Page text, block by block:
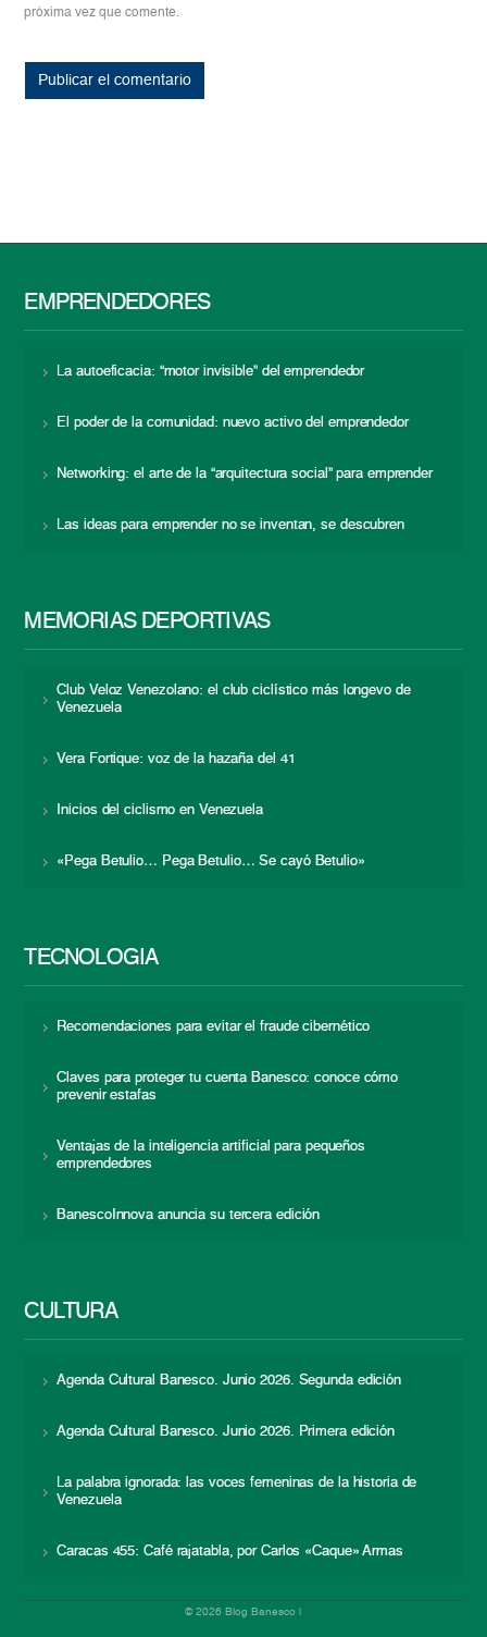
próxima vez que comente.
EMPRENDEDORES
La autoeficacia: “motor invisible” del emprendedor
El poder de la comunidad: nuevo activo del emprendedor
Networking: el arte de la “arquitectura social” para emprender
Las ideas para emprender no se inventan, se descubren
MEMORIAS DEPORTIVAS
Club Veloz Venezolano: el club ciclístico más longevo de
Venezuela
Vera Fortique: voz de la hazaña del 41
Inicios del ciclismo en Venezuela
«Pega Betulio… Pega Betulio… Se cayó Betulio»
TECNOLOGÍA
Recomendaciones para evitar el fraude cibernético
Claves para proteger tu cuenta Banesco: conoce cómo
prevenir estafas
Ventajas de la inteligencia artificial para pequeños
emprendedores
BanescoInnova anuncia su tercera edición
CULTURA
Agenda Cultural Banesco. Junio 2026. Segunda edición
Agenda Cultural Banesco. Junio 2026. Primera edición
La palabra ignorada: las voces femeninas de la historia de
Venezuela
Caracas 455: Café rajatabla, por Carlos «Caque» Armas
© 2026 Blog Banesco |